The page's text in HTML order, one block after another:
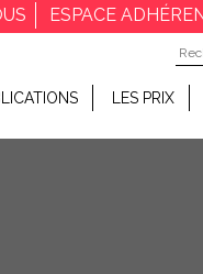
ESPACE
LES PRIX